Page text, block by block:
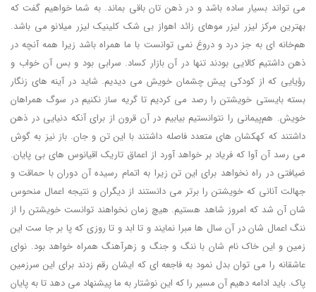
می تواند بسیار ساده باشد و در ذهن تان باقی بماند. به شما خواهیم گفت که
بهترین مرکز لیزر لیزر موهای زائد اهواز بی شک کلینیک لیزر میلانو می باشد.
هم‌خانه ای به جز درد و دروغ نمی توانست با ما همراه باشد زیرا همه آنچه در
ذهن داشتیم کالایی بودند تنها در آن بازار کساد. سرابی بود و بس آن خواب و
رؤیایی که از کودکی پیش چشمان خویش می دیدیم. شاید در آینه های زنگار
بسته بایستی خویشتن را رصد می کردیم تا گریه ساز نکنیم در سوگ همراهان
خویش. هم‌پیمانی را نتوانستیم بیابیم در آن قرون از برای آنکه دنیایی در ذهن
داشتند که کهکشان های متعدد فاصله داشتند با این تن و جان. باز نیز به گوش
می رسد آن آوا که فریاد بر خواهد آورد از اعماق تاریک اقیانوس های بی پایان.
ضیافتی در راه نخواهد برای این تن زیرا به اتمام رسیده آن دوران با حماقت و
جهالت آنانی که خویشتن را برتر می دانستند از دیگران و نتیجه اعمال منحوس
شان آن شد که امروز شاهد هستیم. هیچ زمان نخواهند توانست خویشتن را از
ننگ اعمال شان در آن سال ها مبرا نمایند و تا ابد و تا روزی که پا بر جا ست این
زمین و این خاک نام شان با ننگ و جنگ و زهرآهنگ همراه خواهد بود. نوای
عاشقانه را می توان بدل نمود به فاجعه ای که ایشان رقم زدند برای این سرزمین
پاک. باید ادامه دهیم آن مسیر را که این نوشتار به ما پیشنهاد می دهد تا به پایان